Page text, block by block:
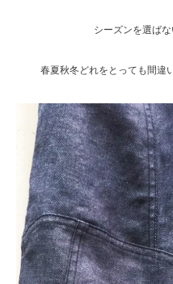
シーズンを選ばな
春夏秋冬どれをとっても間違